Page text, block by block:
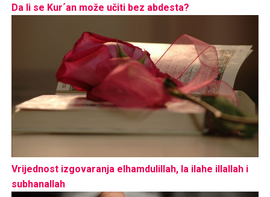
Da li se Kur´an može učiti bez abdesta?
Vrijednost izgovaranja elhamdulillah, la ilahe illallah i
subhanallah